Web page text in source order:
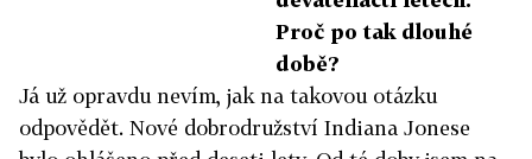
Proč po tak dlouhé
době?
Já už opravdu nevím, jak na takovou otázku
odpovědět. Nové dobrodružství Indiana Jonese